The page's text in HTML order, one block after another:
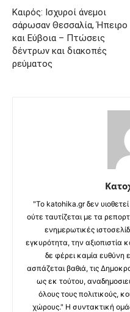
Καιρός: Ισχυροί άνεμοι
σάρωσαν Θεσσαλία, Ήπειρο
και Εύβοια – Πτώσεις
δέντρων και διακοπές
ρεύματος
"Το katohika.gr δεν
ούτε ταυτίζεται με τα
ενημερωτικές
εγκυρότητα, την αξιοπιστία
δε φέρει καμία ευθύνη
ασπάζεται βαθιά, τις
ως εκ τούτου,
όλους τους πολιτικούς,
χώρους." Η συντακτική